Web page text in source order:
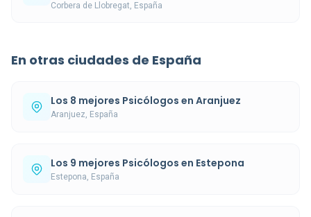
Corbera de Llobregat, España
En otras ciudades de España
Los 8 mejores Psicólogos en Aranjuez
Aranjuez, España
Los 9 mejores Psicólogos en Estepona
Estepona, España